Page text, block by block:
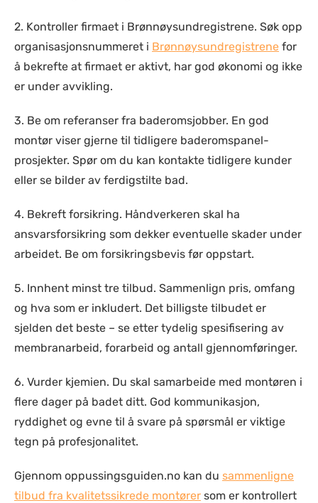
2. Kontroller firmaet i Brønnøysundregistrene. Søk opp
organisasjonsnummeret i Brønnøysundregistrene for
å bekrefte at firmaet er aktivt, har god økonomi og ikke
er under avvikling.
3. Be om referanser fra baderomsjobber. En god
montør viser gjerne til tidligere baderomspanel-
prosjekter. Spør om du kan kontakte tidligere kunder
eller se bilder av ferdigstilte bad.
4. Bekreft forsikring. Håndverkeren skal ha
ansvarsforsikring som dekker eventuelle skader under
arbeidet. Be om forsikringsbevis før oppstart.
5. Innhent minst tre tilbud. Sammenlign pris, omfang
og hva som er inkludert. Det billigste tilbudet er
sjelden det beste – se etter tydelig spesifisering av
membranarbeid, forarbeid og antall gjennomføringer.
6. Vurder kjemien. Du skal samarbeide med montøren i
flere dager på badet ditt. God kommunikasjon,
ryddighet og evne til å svare på spørsmål er viktige
tegn på profesjonalitet.
Gjennom oppussingsguiden.no kan du sammenligne
tilbud fra kvalitetssikrede montører som er kontrollert